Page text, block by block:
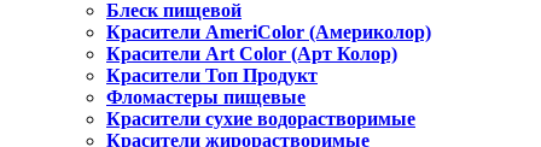
Блеск пищевой
Красители AmeriColor (Америколор)
Красители Art Color (Арт Колор)
Красители Топ Продукт
Фломастеры пищевые
Красители сухие водорастворимые
Красители жирорастворимые